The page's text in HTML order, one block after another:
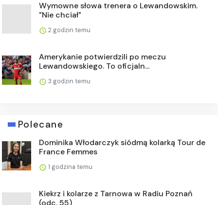
Wymowne słowa trenera o Lewandowskim.
"Nie chciał"
2 godzin temu
Amerykanie potwierdzili po meczu
Lewandowskiego. To oficjaln...
3 godzin temu
Polecane
Dominika Włodarczyk siódmą kolarką Tour de
France Femmes
1 godzina temu
Kiekrz i kolarze z Tarnowa w Radiu Poznań